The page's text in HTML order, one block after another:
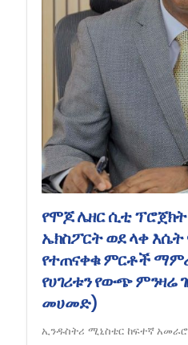
የሞጆ ሌዘር ሲቲ
ኤክስፖርት ወደ ላቀ
የተጠናቀቁ ምርቶች
የሀገሪቱን የውጭ ምንዛሬ
መሀመድ)
ኢንዱስትሪ ሚኒስቴር ከፍተኛ